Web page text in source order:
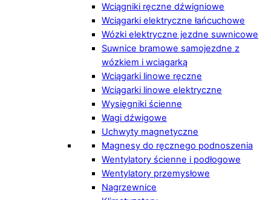
Wciągniki ręczne dźwigniowe
Wciągarki elektryczne łańcuchowe
Wózki elektryczne jezdne suwnicowe
Suwnice bramowe samojezdne z
wózkiem i wciągarką
Wciągarki linowe ręczne
Wciągarki linowe elektryczne
Wysięgniki ścienne
Wagi dźwigowe
Uchwyty magnetyczne
Magnesy do ręcznego podnoszenia
Wentylatory ścienne i podłogowe
Wentylatory przemysłowe
Nagrzewnice